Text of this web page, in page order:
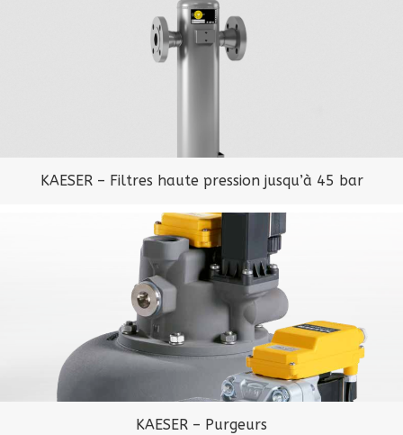
KAESER – Filtres haute pression jusqu’à 45 bar
KAESER – Purgeurs